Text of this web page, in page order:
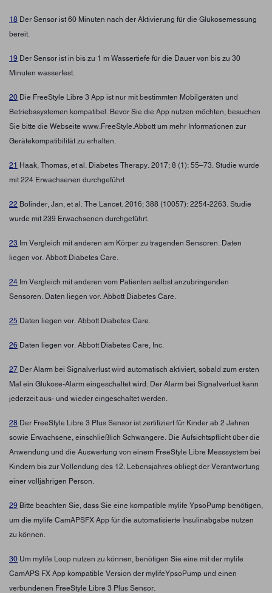
18 Der Sensor ist 60 Minuten nach der Aktivierung für die Glukosemessung
bereit.
19 Der Sensor ist in bis zu 1 m Wassertiefe für die Dauer von bis zu 30
Minuten wasserfest.
20 Die FreeStyle Libre 3 App ist nur mit bestimmten Mobilgeräten und
Betriebssystemen kompatibel. Bevor Sie die App nutzen möchten, besuchen
Sie bitte die Webseite www.FreeStyle.Abbott um mehr Informationen zur
Gerätekompatibilität zu erhalten.
21 Haak, Thomas, et al. Diabetes Therapy. 2017; 8 (1): 55–73. Studie wurde
mit 224 Erwachsenen durchgeführt
22 Bolinder, Jan, et al. The Lancet. 2016; 388 (10057): 2254-2263. Studie
wurde mit 239 Erwachsenen durchgeführt.
23 Im Vergleich mit anderen am Körper zu tragenden Sensoren. Daten
liegen vor. Abbott Diabetes Care.
24 Im Vergleich mit anderen vom Patienten selbst anzubringenden
Sensoren. Daten liegen vor. Abbott Diabetes Care.
25 Daten liegen vor. Abbott Diabetes Care.
26 Daten liegen vor. Abbott Diabetes Care, Inc.
27 Der Alarm bei Signalverlust wird automatisch aktiviert, sobald zum ersten
Mal ein Glukose-Alarm eingeschaltet wird. Der Alarm bei Signalverlust kann
jederzeit aus- und wieder eingeschaltet werden.
28 Der FreeStyle Libre 3 Plus Sensor ist zertifiziert für Kinder ab 2 Jahren
sowie Erwachsene, einschließlich Schwangere. Die Aufsichtspflicht über die
Anwendung und die Auswertung von einem FreeStyle Libre Messsystem bei
Kindern bis zur Vollendung des 12. Lebensjahres obliegt der Verantwortung
einer volljährigen Person.
29 Bitte beachten Sie, dass Sie eine kompatible mylife YpsoPump benötigen,
um die mylife CamAPSFX App für die automatisierte Insulinabgabe nutzen
zu können.
30 Um mylife Loop nutzen zu können, benötigen Sie eine mit der mylife
CamAPS FX App kompatible Version der mylifeYpsoPump und einen
verbundenen FreeStyle Libre 3 Plus Sensor.